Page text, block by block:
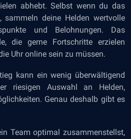
abhebt. Selbst wenn du das
deine Helden wertvolle
und Belohnungen. Das
die gerne Fortschritte erzielen
Uhr online sein zu müssen.
kann ein wenig überwältigend
riesigen Auswahl an Helden,
Genau deshalb gibt es
Team optimal zusammenstellst,